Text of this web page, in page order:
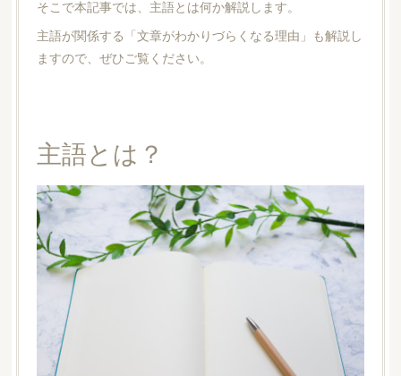
そこで本記事では、主語とは何か解説します。
主語が関係する「文章がわかりづらくなる理由」も解説し
ますので、ぜひご覧ください。
主語とは？